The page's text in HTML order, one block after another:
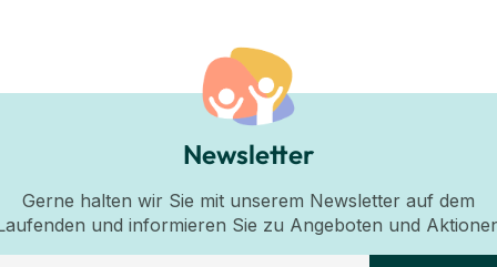
Newsletter
Gerne halten wir Sie mit unserem Newsletter auf dem
und informieren Sie zu Angeboten und